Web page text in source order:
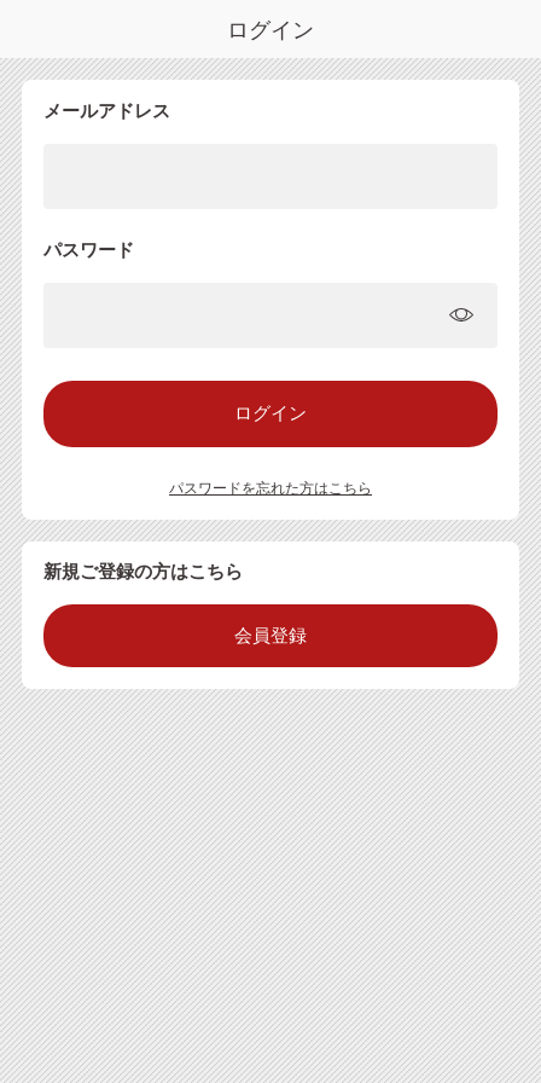
ログイン
メールアドレス
パスワード
パスワードを忘れた方はこちら
新規ご登録の方はこちら
会員登録